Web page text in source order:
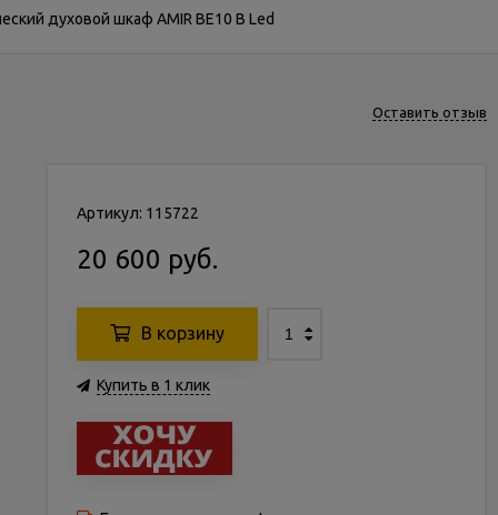
духовой шкаф AMIR BE10 B Led
Оставить отзыв
Артикул: 115722
20 600 руб.
В корзину
Купить в 1 клик